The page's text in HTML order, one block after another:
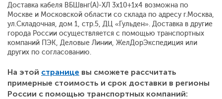
Доставка кабеля ВБШвнг(А)-ХЛ 3x10+1x4 возможна по
Москве и Московской области со склада по адресу г.Москва,
ул.Складочная, дом 1, стр.5, ДЦ «Гульден». Доставка в другие
города России осуществляется с помощью транспортных
компаний ПЭК, Деловые Линии, ЖелДорЭкспедиция или
других по согласованию.
На этой странице вы сможете рассчитать
примерные стоимость и срок доставки в регионы
России с помощью транспортных компаний: